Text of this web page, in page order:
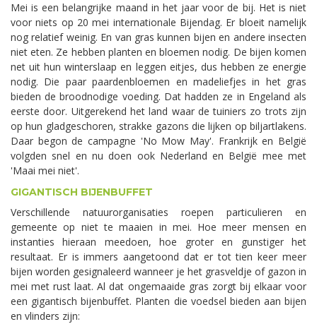
Mei is een belangrijke maand in het jaar voor de bij. Het is niet
voor niets op 20 mei internationale Bijendag. Er bloeit namelijk
nog relatief weinig. En van gras kunnen bijen en andere insecten
niet eten. Ze hebben planten en bloemen nodig. De bijen komen
net uit hun winterslaap en leggen eitjes, dus hebben ze energie
nodig. Die paar paardenbloemen en madeliefjes in het gras
bieden de broodnodige voeding. Dat hadden ze in Engeland als
eerste door. Uitgerekend het land waar de tuiniers zo trots zijn
op hun gladgeschoren, strakke gazons die lijken op biljartlakens.
Daar begon de campagne 'No Mow May'. Frankrijk en België
volgden snel en nu doen ook Nederland en België mee met
'Maai mei niet'.
GIGANTISCH BIJENBUFFET
Verschillende natuurorganisaties roepen particulieren en
gemeente op niet te maaien in mei. Hoe meer mensen en
instanties hieraan meedoen, hoe groter en gunstiger het
resultaat. Er is immers aangetoond dat er tot tien keer meer
bijen worden gesignaleerd wanneer je het grasveldje of gazon in
mei met rust laat. Al dat ongemaaide gras zorgt bij elkaar voor
een gigantisch bijenbuffet. Planten die voedsel bieden aan bijen
en vlinders zijn: